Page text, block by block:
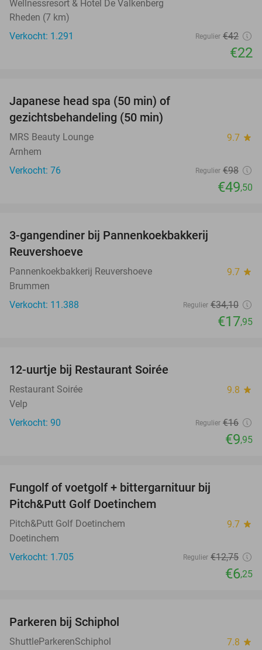
Wellnessresort & Hotel De Valkenberg
Rheden (7 km)
Verkocht: 1.291
Regulier €42
€22
Japanese head spa (50 min) of
gezichtsbehandeling (50 min)
MRS Beauty Lounge 9.7 star
Arnhem
Verkocht: 76
Regulier €98
€49,50
3-gangendiner bij Pannenkoekbakkerij
Reuvershoeve
Pannenkoekbakkerij Reuvershoeve 9.7 star
Brummen
Verkocht: 11.388
Regulier €34,10
€17,95
12-uurtje bij Restaurant Soirée
Restaurant Soirée 9.8 star
Velp
Verkocht: 90
Regulier €16
€9,95
Fungolf of voetgolf + bittergarnituur bij
Pitch&Putt Golf Doetinchem
Pitch&Putt Golf Doetinchem 9.7 star
Doetinchem
Verkocht: 1.705
Regulier €12,75
€6,25
Parkeren bij Schiphol
ShuttleParkerenSchiphol 7.8 star